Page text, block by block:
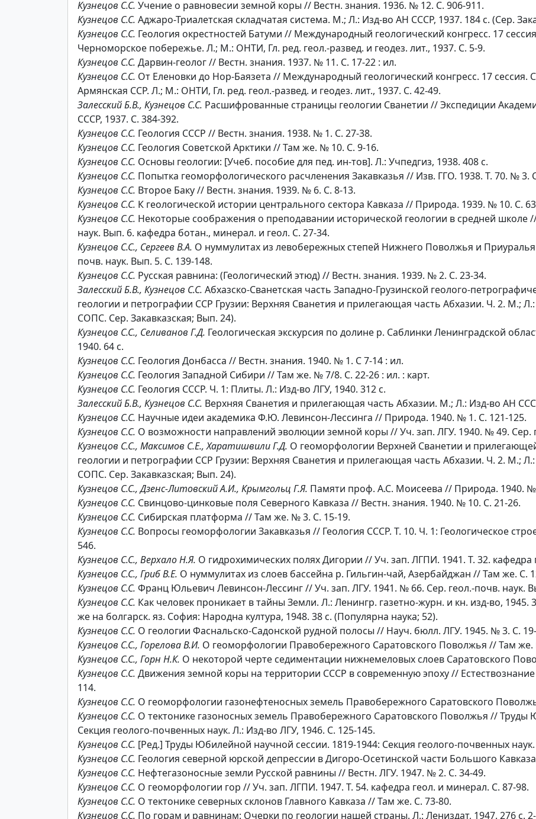
Кузнецов С.С. Учение о равновесии земной коры // Вестн. знания. 1936. № 12. С. 906-911.
Кузнецов С.С. Аджаро-Триалетская складчатая система. М.; Л.: Изд-во АН СССР, 1937. 184 с. (Сер.
Кузнецов С.С. Геология окрестностей Батуми // Международный геологический конгресс. 17
Черноморское побережье. Л.; М.: ОНТИ, Гл. ред. геол.-развед. и геодез. лит., 1937. С. 5-9.
Кузнецов С.С. Дарвин-геолог // Вестн. знания. 1937. № 11. С. 17-22 : ил.
Кузнецов С.С. От Еленовки до Нор-Баязета // Международный геологический конгресс. 17 сессия.
Армянская ССР. Л.; М.: ОНТИ, Гл. ред. геол.-развед. и геодез. лит., 1937. С. 42-49.
Залесский Б.В., Кузнецов С.С. Расшифрованные страницы геологии Сванетии // Экспедиции
СССР, 1937. С. 384-392.
Кузнецов С.С. Геология СССР // Вестн. знания. 1938. № 1. С. 27-38.
Кузнецов С.С. Геология Советской Арктики // Там же. № 10. С. 9-16.
Кузнецов С.С. Основы геологии: [Учеб. пособие для пед. ин-тов]. Л.: Учпедгиз, 1938. 408 с.
Кузнецов С.С. Попытка геоморфологического расчленения Закавказья // Изв. ГГО. 1938. Т. 70. № 3.
Кузнецов С.С. Второе Баку // Вестн. знания. 1939. № 6. С. 8-13.
Кузнецов С.С. К геологической истории центрального сектора Кавказа // Природа. 1939. № 10. С.
Кузнецов С.С. Некоторые соображения о преподавании исторической геологии в средней школе
наук. Вып. 6. кафедра ботан., минерал. и геол. С. 27-34.
Кузнецов С.С., Сергеев В.А. О нуммулитах из левобережных степей Нижнего Поволжья и
почв. наук. Вып. 5. С. 139-148.
Кузнецов С.С. Русская равнина: (Геологический этюд) // Вестн. знания. 1939. № 2. С. 23-34.
Залесский Б.В., Кузнецов С.С. Абхазско-Сванетская часть Западно-Грузинской геолого-
геологии и петрографии ССР Грузии: Верхняя Сванетия и прилегающая часть Абхазии. Ч. 2. М.;
СОПС. Сер. Закавказская; Вып. 24).
Кузнецов С.С., Селиванов Г.Д. Геологическая экскурсия по долине р. Саблинки Ленинградской
1940. 64 с.
Кузнецов С.С. Геология Донбасса // Вестн. знания. 1940. № 1. С 7-14 : ил.
Кузнецов С.С. Геология Западной Сибири // Там же. № 7/8. С. 22-26 : ил. : карт.
Кузнецов С.С. Геология СССР. Ч. 1: Плиты. Л.: Изд-во ЛГУ, 1940. 312 с.
Залесский Б.В., Кузнецов С.С. Верхняя Сванетия и прилегающая часть Абхазии. М.; Л.: Изд-во АН
Кузнецов С.С. Научные идеи академика Ф.Ю. Левинсон-Лессинга // Природа. 1940. № 1. С. 121-125.
Кузнецов С.С. О возможности направлений эволюции земной коры // Уч. зап. ЛГУ. 1940. № 49. Сер.
Кузнецов С.С., Максимов С.Е., Харатишвили Г.Д. О геоморфологии Верхней Сванетии и
геологии и петрографии ССР Грузии: Верхняя Сванетия и прилегающая часть Абхазии. Ч. 2. М.;
СОПС. Сер. Закавказская; Вып. 24).
Кузнецов С.С., Дзенс-Литовский А.И., Крымгольц Г.Я. Памяти проф. А.С. Моисеева // Природа. 1940. №
Кузнецов С.С. Свинцово-цинковые поля Северного Кавказа // Вестн. знания. 1940. № 10. С. 21-26.
Кузнецов С.С. Сибирская платформа // Там же. № 3. С. 15-19.
Кузнецов С.С. Вопросы геоморфологии Закавказья // Геология СССР. Т. 10. Ч. 1: Геологическое
546.
Кузнецов С.С., Верхало Н.Я. О гидрохимических полях Дигории // Уч. зап. ЛГПИ. 1941. Т. 32. кафедра
Кузнецов С.С., Гриб В.Е. О нуммулитах из слоев бассейна р. Гильгин-чай, Азербайджан // Там же. С.
Кузнецов С.С. Франц Юльевич Левинсон-Лессинг // Уч. зап. ЛГУ. 1941. № 66. Сер. геол.-почв. наук.
Кузнецов С.С. Как человек проникает в тайны Земли. Л.: Ленингр. газетно-журн. и кн. изд-во, 1945.
же на болгарск. яз. София: Народна култура, 1948. 38 с. (Популярна наука; 52).
Кузнецов С.С. О геологии Фаснальско-Садонской рудной полосы // Науч. бюлл. ЛГУ. 1945. № 3. С.
Кузнецов С.С., Горелова В.И. О геоморфологии Правобережного Саратовского Поволжья // Там же.
Кузнецов С.С., Горн Н.К. О некоторой черте седиментации нижнемеловых слоев Саратовского
Кузнецов С.С. Движения земной коры на территории СССР в современную эпоху //
114.
Кузнецов С.С. О геоморфологии газонефтеносных земель Правобережного Саратовского
Кузнецов С.С. О тектонике газоносных земель Правобережного Саратовского Поволжья // Труды
Секция геолого-почвенных наук. Л.: Изд-во ЛГУ, 1946. С. 125-145.
Кузнецов С.С. [Ред.] Труды Юбилейной научной сессии. 1819-1944: Секция геолого-почвенных
Кузнецов С.С. Геология северной юрской депрессии в Дигоро-Осетинской части Большого
Кузнецов С.С. Нефтегазоносные земли Русской равнины // Вестн. ЛГУ. 1947. № 2. С. 34-49.
Кузнецов С.С. О геоморфологии гор // Уч. зап. ЛГПИ. 1947. Т. 54. кафедра геол. и минерал. С. 87-98.
Кузнецов С.С. О тектонике северных склонов Главного Кавказа // Там же. С. 73-80.
Кузнецов С.С. По горам и равнинам: Очерки по геологии нашей страны. Л.: Лениздат, 1947. 276 с.